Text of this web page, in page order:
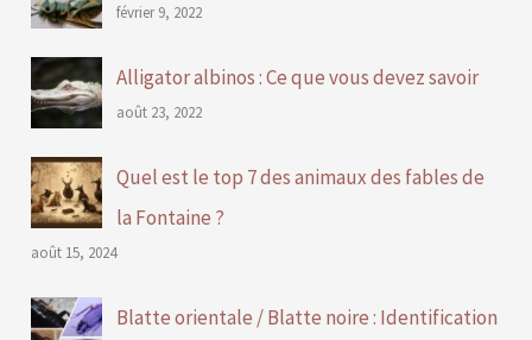
février 9, 2022
Alligator albinos : Ce que vous devez savoir
août 23, 2022
Quel est le top 7 des animaux des fables de
la Fontaine ?
août 15, 2024
Blatte orientale / Blatte noire : Identification